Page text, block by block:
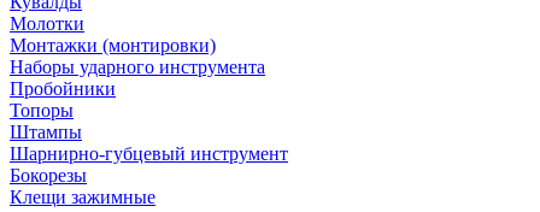
Молотки
Монтажки (монтировки)
Наборы ударного инструмента
Пробойники
Топоры
Штампы
Шарнирно-губцевый инструмент
Бокорезы
Клещи зажимные